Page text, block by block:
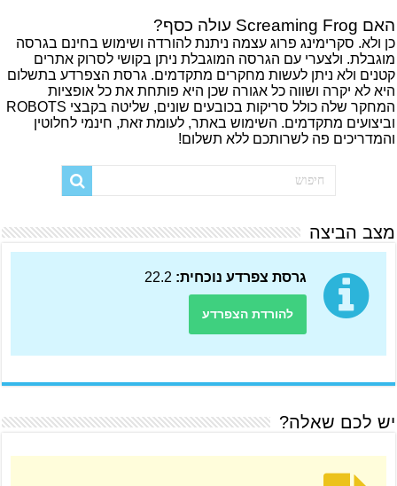
האם Screaming Frog עולה כסף?
כן ולא. סקרימינג פרוג עצמה ניתנת להורדה ושימוש בחינם בגרסה
מוגבלת. ולצערי עם הגרסה המוגבלת ניתן בקושי לסרוק אתרים
קטנים ולא ניתן לעשות מחקרים מתקדמים. גרסת הצפרדע בתשלום
היא לא יקרה ושווה כל אגורה שכן היא פותחת את כל אופציות
המחקר שלה כולל סריקות בכובעים שונים, שליטה בקבצי ROBOTS
וביצועים מתקדמים. השימוש באתר, לעומת זאת, חינמי לחלוטין
והמדריכים פה לשרותכם ללא תשלום!
מצב הביצה
גרסת צפרדע נוכחית:
להורדת הצפרדע
יש לכם שאלה?